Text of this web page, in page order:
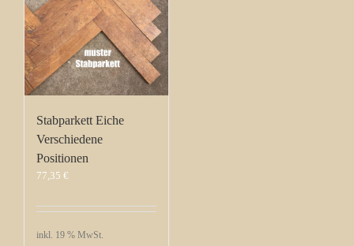
Stabparkett Eiche
Verschiedene
Positionen
77,35 €
inkl. 19 % MwSt.